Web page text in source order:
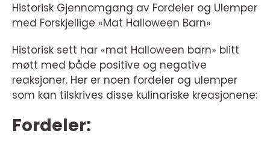
Historisk Gjennomgang av Fordeler og Ulemper
med Forskjellige «Mat Halloween Barn»
Historisk sett har «mat Halloween barn» blitt
møtt med både positive og negative
reaksjoner. Her er noen fordeler og ulemper
som kan tilskrives disse kulinariske kreasjonene:
Fordeler: